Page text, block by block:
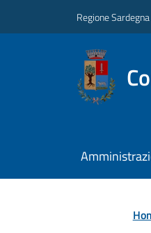
Regione Sardegna